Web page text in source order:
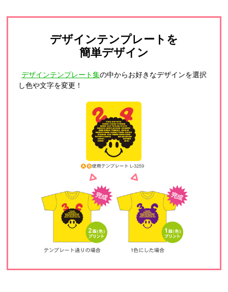
デザインテンプレートを
簡単デザイン
デザインテンプレート集の中からお好きなデザインを選択
し色や文字を変更！